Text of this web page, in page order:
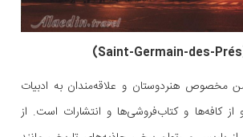
مخصوص هنردوستان و علاقه‌مندان به ادبیات
کافه‌ها و کتاب‌فروشی‌ها و انتشارات است. از